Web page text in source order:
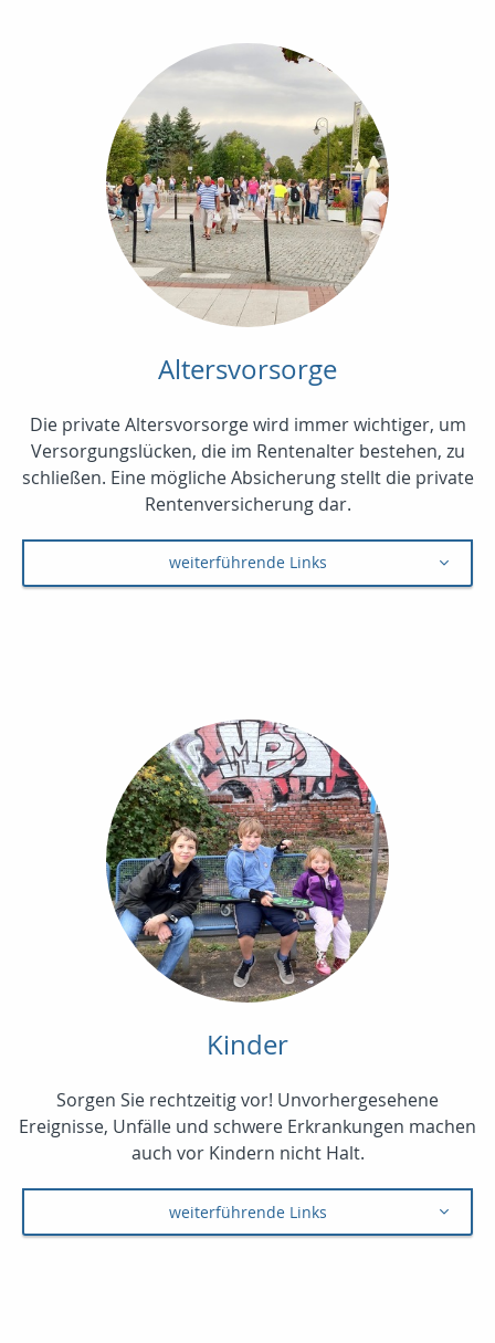
Altersvorsorge
Die private Altersvorsorge wird immer wichtiger, um
Versorgungslücken, die im Rentenalter bestehen, zu
schließen. Eine mögliche Absicherung stellt die private
Rentenversicherung dar.
weiterführende Links
Kinder
Sorgen Sie rechtzeitig vor! Unvorhergesehene
Ereignisse, Unfälle und schwere Erkrankungen machen
auch vor Kindern nicht Halt.
weiterführende Links